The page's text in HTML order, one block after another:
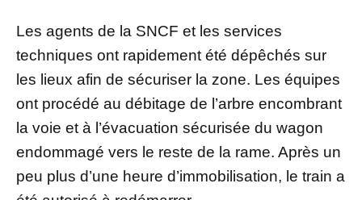
Les agents de la SNCF et les services
techniques ont rapidement été dépêchés sur
les lieux afin de sécuriser la zone. Les équipes
ont procédé au débitage de l’arbre encombrant
la voie et à l’évacuation sécurisée du wagon
endommagé vers le reste de la rame. Après un
peu plus d’une heure d’immobilisation, le train a